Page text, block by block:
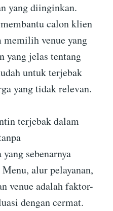
yang diinginkan.
calon klien
venue yang
yang jelas tentang
untuk terjebak
yang tidak relevan.
terjebak dalam
sebenarnya
alur pelayanan,
venue adalah faktor-
dengan cermat.